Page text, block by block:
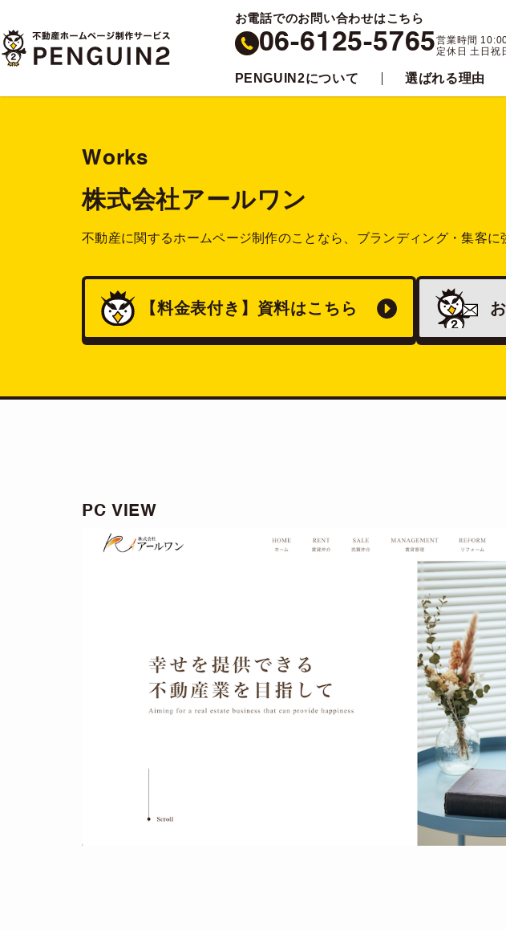
お電話でのお問い合わせはこちら
06-6125-5765営業時間
定休日 土日祝
PENGUIN2について 選ばれる理由
Works
株式会社アールワン
不動産に関するホームページ制作のことなら、 ブランディング・集客に
【料金表付き】 資料はこちら
PC VIEW